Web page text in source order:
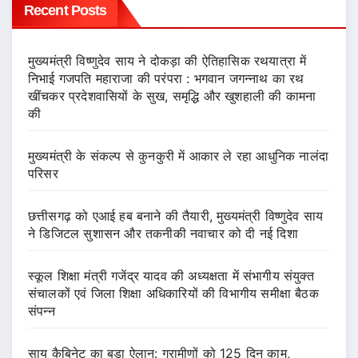
Recent Posts
मुख्यमंत्री विष्णुदेव साय ने दोकड़ा की ऐतिहासिक रथयात्रा में
निभाई गजपति महाराजा की परंपरा : भगवान जगन्नाथ का रथ
खींचकर प्रदेशवासियों के सुख, समृद्धि और खुशहाली की कामना
की
मुख्यमंत्री के संकल्प से कुनकुरी में आकार ले रहा आधुनिक नालंदा
परिसर
छत्तीसगढ़ को एआई हब बनाने की तैयारी, मुख्यमंत्री विष्णुदेव साय
ने डिजिटल सुशासन और तकनीकी नवाचार को दी नई दिशा
स्कूल शिक्षा मंत्री गजेंद्र यादव की अध्यक्षता में संभागीय संयुक्त
संचालकों एवं जिला शिक्षा अधिकारियों की विभागीय समीक्षा बैठक
संपन्न
साय कैबिनेट का बड़ा ऐलान: ग्रामीणों को 125 दिन काम,